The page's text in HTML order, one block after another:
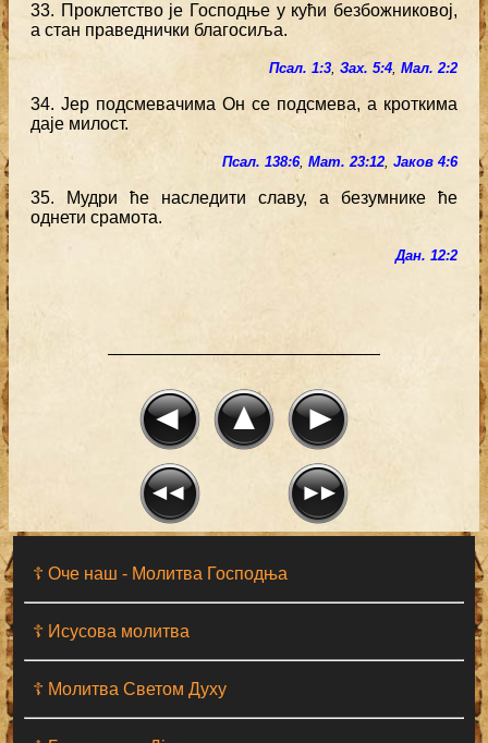
☦ Оче наш - Moлитва Господња
☦ Исусова молитва
☦ Молитва Светом Духу
33. Проклетство је Господње у кући безбожниковој,
а стан праведнички благосиља.
Псал. 1:3, Зах. 5:4, Мал. 2:2
34. Јер подсмевачима Он се подсмева, а кроткима
даје милост.
Псал. 138:6, Мат. 23:12, Јаков 4:6
35. Мудри ће наследити славу, а безумнике ће
однети срамота.
Дан. 12:2